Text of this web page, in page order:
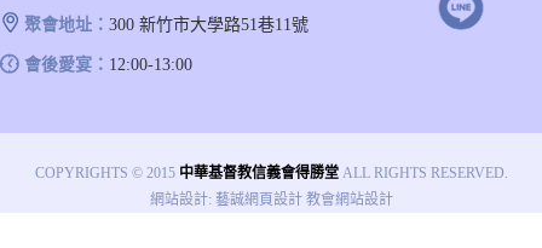
聚會地址： 300 新竹市大學路51巷11號
會後愛宴： 12:00-13:00
COPYRIGHTS © 2015 中華基督教信義會得勝堂ALL RIGHTS RESERVED.
網站設計: 藝誠網頁設計 教會網站設計